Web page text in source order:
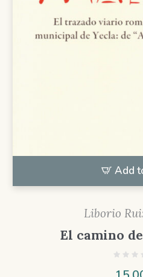
Add
Liborio
El camino